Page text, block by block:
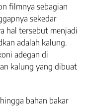
filmnya sebagian
sekedar
hal tersebut menjadi
adalah kalung.
adegan di
kalung yang dibuat
bahan bakar